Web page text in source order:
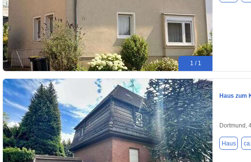
1 / 1
Haus zum
Dortmund,
Haus